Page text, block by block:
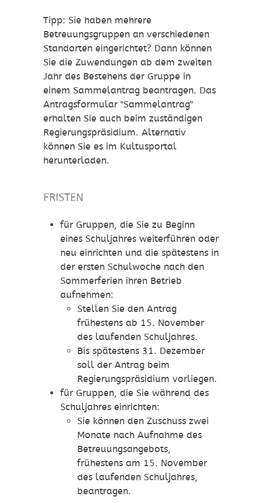
Tipp: Sie haben mehrere
Betreuungsgruppen an verschiedenen
Standorten eingerichtet? Dann können
Sie die Zuwendungen ab dem zweiten
Jahr des Bestehens der Gruppe in
einem Sammelantrag beantragen. Das
Antragsformular "Sammelantrag"
erhalten Sie auch beim zuständigen
Regierungspräsidium. Alternativ
können Sie es im Kultusportal
herunterladen.
FRISTEN
für Gruppen, die Sie zu Beginn
eines Schuljahres weiterführen oder
neu einrichten und die spätestens in
der ersten Schulwoche nach den
Sommerferien ihren Betrieb
aufnehmen:
Stellen Sie den Antrag
frühestens ab 15. November
des laufenden Schuljahres.
Bis spätestens 31. Dezember
soll der Antrag beim
Regierungspräsidium vorliegen.
für Gruppen, die Sie während des
Schuljahres einrichten:
Sie können den Zuschuss zwei
Monate nach Aufnahme des
Betreuungsangebots,
frühestens am 15. November
des laufenden Schuljahres,
beantragen.